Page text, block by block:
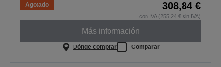
Agotado 308,84 €
con IVA (255,24 € sin IVA)
Más información
Dónde comprar Comparar